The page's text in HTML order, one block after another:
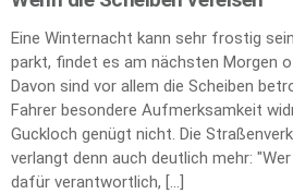
Eine Winternacht kann sehr frostig
parkt, findet es am nächsten Morgen
Davon sind vor allem die Scheiben
Fahrer besondere Aufmerksamkeit
Guckloch genügt nicht. Die
verlangt denn auch deutlich mehr:
dafür verantwortlich, […]